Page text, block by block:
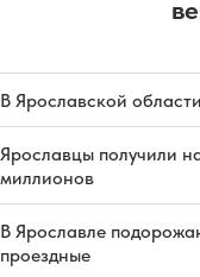
В Ярославской
Ярославцы получили
миллионов
В Ярославле
проездные